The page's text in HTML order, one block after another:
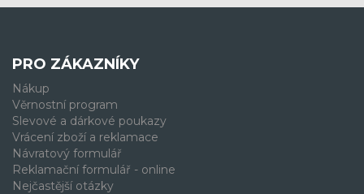
PRO ZÁKAZNÍKY
Nákup
Věrnostní program
Slevové a dárkové poukazy
Vrácení zboží a reklamace
Návratový formulář
Reklamační formulář - online
Nejčastější otázky